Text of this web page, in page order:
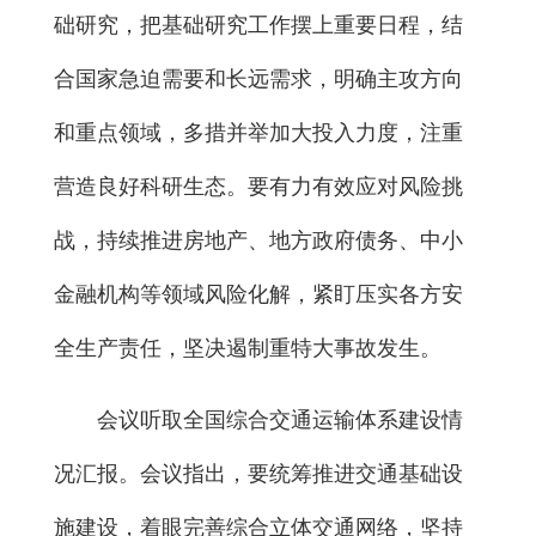
础研究，把基础研究工作摆上重要日程，结
合国家急迫需要和长远需求，明确主攻方向
和重点领域，多措并举加大投入力度，注重
营造良好科研生态。要有力有效应对风险挑
战，持续推进房地产、地方政府债务、中小
金融机构等领域风险化解，紧盯压实各方安
全生产责任，坚决遏制重特大事故发生。
会议听取全国综合交通运输体系建设情
况汇报。会议指出，要统筹推进交通基础设
施建设，着眼完善综合立体交通网络，坚持